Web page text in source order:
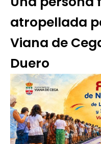
atropellada
Viana de
Duero